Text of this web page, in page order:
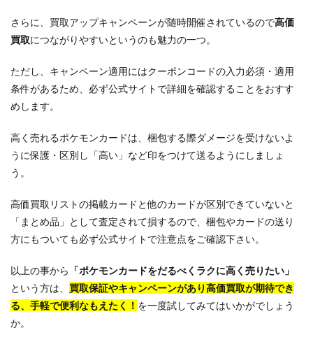
さらに、買取アップキャンペーンが随時開催されているので高価
買取につながりやすいというのも魅力の一つ。
ただし、キャンペーン適用にはクーポンコードの入力必須・適用
条件があるため、必ず公式サイトで詳細を確認することをおすす
めします。
高く売れるポケモンカードは、梱包する際ダメージを受けないよ
うに保護・区別し「高い」など印をつけて送るようにしましょ
う。
高価買取リストの掲載カードと他のカードが区別できていないと
「まとめ品」として査定されて損するので、梱包やカードの送り
方にもついても必ず公式サイトで注意点をご確認下さい。
以上の事から 「ポケモンカードをだるべくラクに高く売りたい」
という方は、 買取保証やキャンペーンがあり高価買取が期待でき
る、手軽で便利なもえたく！ を一度試してみてはいかがでしょう
か。